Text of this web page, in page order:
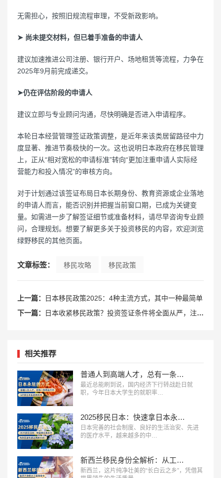
无需担心，按照旧规流程审理，不受新政影响。
➤ 尚未提交材料，但已着手准备的申请人
建议加速推进公司注册、银行开户、场地租赁等流程，力争在
2025年9月前完成递交。
➤仍在评估阶段的申请人
建议立即与专业顾问沟通，尽快明确是否进入申请程序。
本轮日本经营管理签证政策调整，是近年来该类居留路径中力
度显著、推进节奏极快的一次。这也说明日本政府在移民管理
上，正从“相对宽松的申请标准”转向“更加注重申请人实际经
营能力和投入情况”的审核方向。
对于计划通过该签证布局日本长期身份、教育资源或企业落地
的申请人而言，能否识别并把握当前窗口期，已成为关键变
量。如需进一步了解签证细节或准备材料，请尽早咨询专业顾
问，合理规划。想要了解更多关于投资移民的内容，欢迎浏览
绿野移民的其他页面。
文章标签： 移民攻略 移民政策
上一篇：
日本移民政策2025：4种主流方式，其中一种最简单
下一篇：
日本收紧移民政策？投资签证条件将全面从严，注册资本暴涨6倍
相关推荐
普通人到高端人才，总有一条路适合你！6种拿日本永驻的方式
最近总能刷到说，国内经济下行转战赴日就
职，今年日本大学生的就职率…
2025移民日本：快速拿日本永住，推荐这两种方式！
日本完善的社会制度、良好的生活治安、先进
的医疗水平，越来越多的中…
新西兰移民身份全解析：从工签到绿卡，一文看懂你的进阶之路！
新西兰，这片纯净壮美的“长白云之乡”，凭借其